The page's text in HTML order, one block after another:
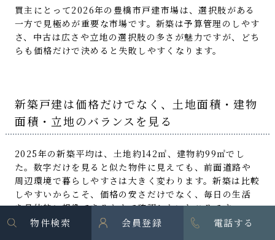
買主にとって2026年の豊橋市戸建市場は、選択肢がある
一方で見極めが重要な市場です。新築は予算管理のしやす
さ、中古は広さや立地の選択肢の多さが魅力ですが、どち
らも価格だけで決めると失敗しやすくなります。
新築戸建は価格だけでなく、土地面積・建物
面積・立地のバランスを見る
2025年の新築平均は、土地約142㎡、建物約99㎡でし
た。数字だけを見ると似た物件に見えても、前面道路や
周辺環境で暮らしやすさは大きく変わります。新築は比較
しやすいからこそ、価格の安さだけでなく、毎日の生活
を具体的に想像できるかまで確認したいところです。
物件検索 会員登録 電話する